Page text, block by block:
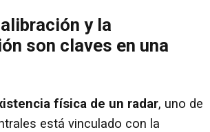
y la
son claves en una
física de un radar, uno de
está vinculado con la